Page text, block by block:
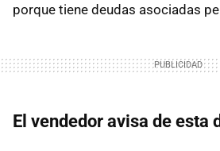
porque tiene deudas asociadas
El vendedor avisa de esta